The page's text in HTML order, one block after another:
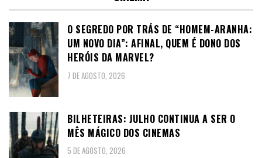
O SEGREDO POR TRÁS DE “HOMEM-ARANHA:
UM NOVO DIA”: AFINAL, QUEM É DONO DOS
HERÓIS DA MARVEL?
7 DE AGOSTO, 2026
BILHETEIRAS: JULHO CONTINUA A SER O
MÊS MÁGICO DOS CINEMAS
5 DE AGOSTO, 2026